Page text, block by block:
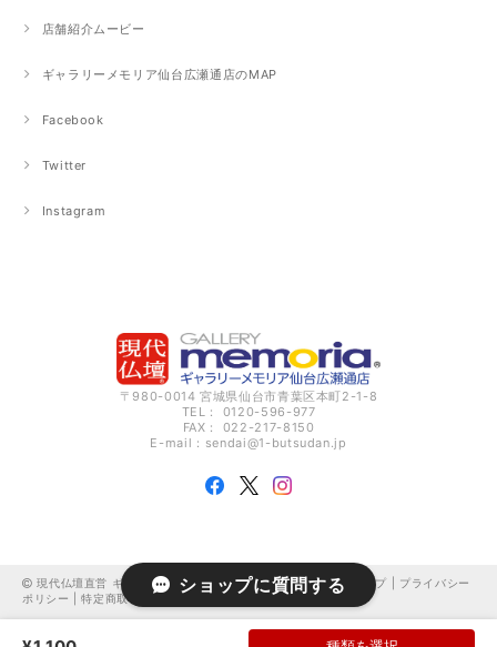
店舗紹介ムービー
ギャラリーメモリア仙台広瀬通店のMAP
Facebook
Twitter
Instagram
〒980-0014 宮城県仙台市青葉区本町2-1-8
TEL： 0120-596-977
FAX： 022-217-8150
E-mail： sendai@1-butsudan.jp
現代仏壇直営 ギャラリーメモリア仙台広瀬通 オンラインショップ | プライバシー
ポリシー
|特定商取引法に基づく表記
ショップに質問する